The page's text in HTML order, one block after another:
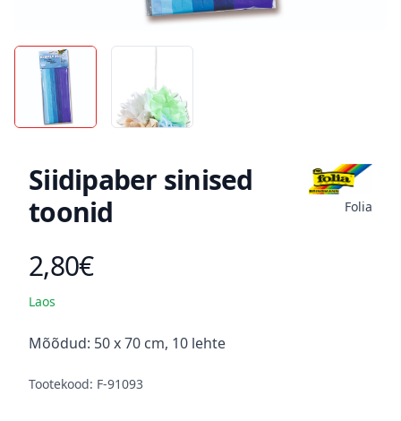
Siidipaber sinised
toonid
Folia
Toote hind
2,80€
Laos
Kirjeldus
Mõõdud: 50 x 70 cm, 10 lehte
Tootekood: F-91093